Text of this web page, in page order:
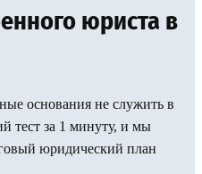
юриста в
основания не служить в
тест за 1 минуту, и мы
юридический план